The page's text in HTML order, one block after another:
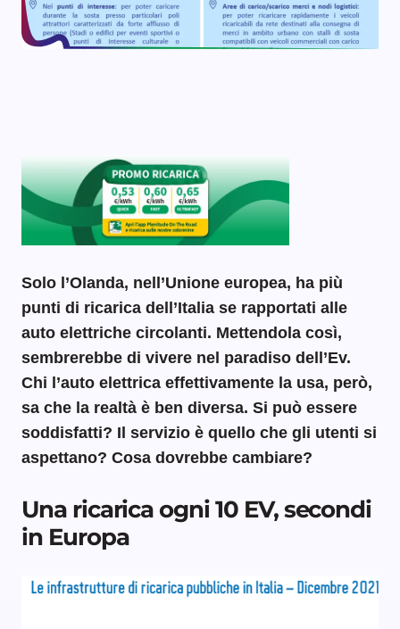
Solo l’Olanda, nell’Unione europea, ha più
punti di ricarica dell’Italia se rapportati alle
auto elettriche circolanti. Mettendola così,
sembrerebbe di vivere nel paradiso dell’Ev.
Chi l’auto elettrica effettivamente la usa, però,
sa che la realtà è ben diversa. Si può essere
soddisfatti? Il servizio è quello che gli utenti si
aspettano? Cosa dovrebbe cambiare?
Una ricarica ogni 10 EV, secondi
in Europa